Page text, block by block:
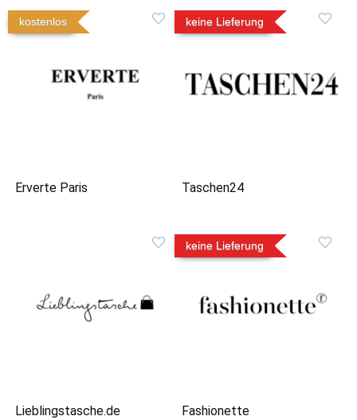
kostenlos
Erverte Paris
keine Lieferung
Taschen24
Lieblingstasche.de
keine Lieferung
Fashionette